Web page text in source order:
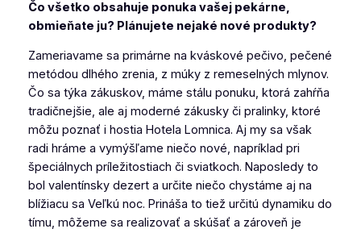
Čo všetko obsahuje ponuka vašej pekárne,
obmieňate ju? Plánujete nejaké nové produkty?
Zameriavame sa primárne na kváskové pečivo, pečené
metódou dlhého zrenia, z múky z remeselných mlynov.
Čo sa týka zákuskov, máme stálu ponuku, ktorá zahŕňa
tradičnejšie, ale aj moderné zákusky či pralinky, ktoré
môžu poznať i hostia Hotela Lomnica. Aj my sa však
radi hráme a vymýšľame niečo nové, napríklad pri
špeciálnych príležitostiach či sviatkoch. Naposledy to
bol valentínsky dezert a určite niečo chystáme aj na
blížiacu sa Veľkú noc. Prináša to tiež určitú dynamiku do
tímu, môžeme sa realizovať a skúšať a zároveň je